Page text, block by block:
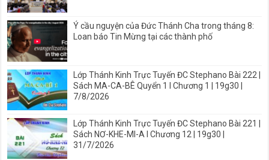
Ý cầu nguyện của Đức Thánh Cha trong tháng 8:
Loan báo Tin Mừng tại các thành phố
Lớp Thánh Kinh Trực Tuyến ĐC Stephano Bài 222 |
Sách MA-CA-BÊ Quyển 1 I Chương 1 | 19g30 |
7/8/2026
Lớp Thánh Kinh Trực Tuyến ĐC Stephano Bài 221 |
Sách NƠ-KHE-MI-A I Chương 12 | 19g30 |
31/7/2026